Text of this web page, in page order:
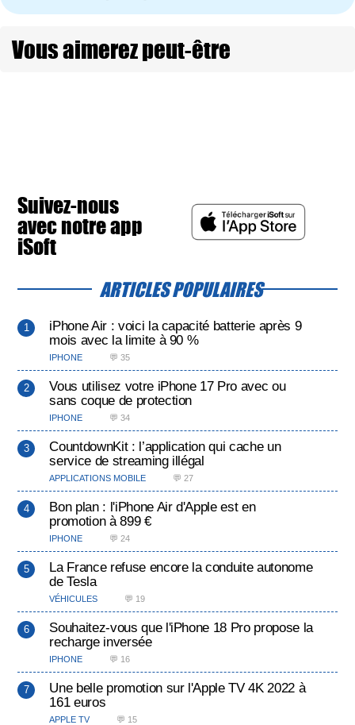
Vous aimerez peut-être
Suivez-nous
avec notre app
iSoft
ARTICLES POPULAIRES
iPhone Air : voici la capacité batterie après 9
mois avec la limite à 90 %
IPHONE 💬 35
Vous utilisez votre iPhone 17 Pro avec ou
sans coque de protection
IPHONE 💬 34
CountdownKit : l’application qui cache un
service de streaming illégal
APPLICATIONS MOBILE 💬 27
Bon plan : l'iPhone Air d'Apple est en
promotion à 899 €
IPHONE 💬 24
La France refuse encore la conduite autonome
de Tesla
VÉHICULES 💬 19
Souhaitez-vous que l'iPhone 18 Pro propose la
recharge inversée
IPHONE 💬 16
Une belle promotion sur l'Apple TV 4K 2022 à
161 euros
APPLE TV 💬 15